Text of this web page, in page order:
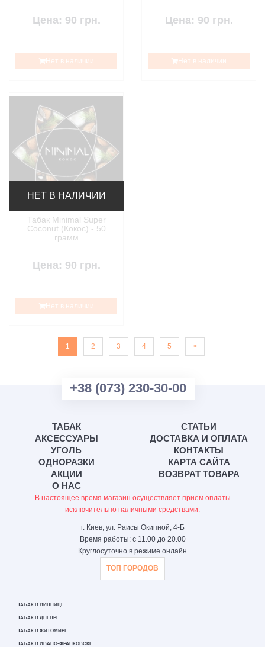
Цена: 90 грн.
Нет в наличии
Цена: 90 грн.
Нет в наличии
НЕТ В НАЛИЧИИ
Табак Minimal Super
Сoconut (Кокос) - 50
грамм
Цена: 90 грн.
Нет в наличии
1 2 3 4 5 >
+38 (073) 230-30-00
ТАБАК
АКСЕССУАРЫ
УГОЛЬ
ОДНОРАЗКИ
АКЦИИ
О НАС
СТАТЬИ
ДОСТАВКА И ОПЛАТА
КОНТАКТЫ
КАРТА САЙТА
ВОЗВРАТ ТОВАРА
В настоящее время магазин осуществляет прием оплаты
исключительно наличными средствами.
г. Киев, ул. Раисы Окипной, 4-Б
Время работы: с 11.00 до 20.00
Круглосуточно в режиме онлайн
ТОП ГОРОДОВ
ТАБАК В ВИННИЦЕ
ТАБАК В ДНЕПРЕ
ТАБАК В ЖИТОМИРЕ
ТАБАК В ИВАНО-ФРАНКОВСКЕ